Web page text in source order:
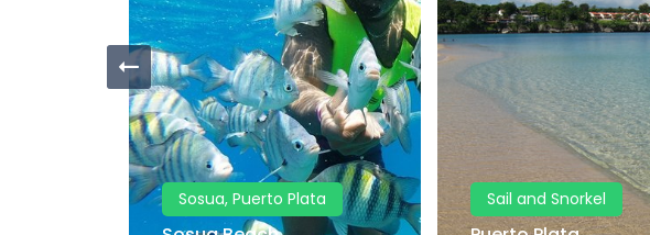
Sosua, Puerto Plata Sail and Snorkel